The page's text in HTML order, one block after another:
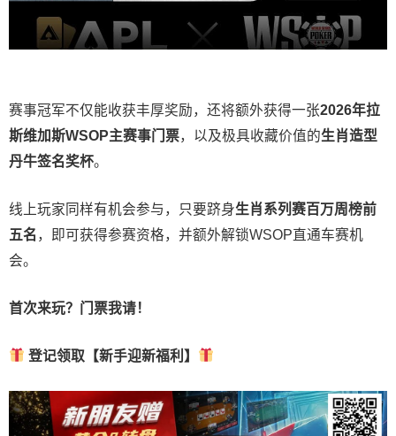
赛事冠军不仅能收获丰厚奖励，还将额外获得一张2026年拉
斯维加斯WSOP主赛事门票，以及极具收藏价值的生肖造型
丹牛签名奖杯。
线上玩家同样有机会参与，只要跻身生肖系列赛百万周榜前
五名 ，即可获得参赛资格，并额外解锁WSOP直通车赛机
会。
首次来玩？门票我请！
登记领取【新手迎新福利】